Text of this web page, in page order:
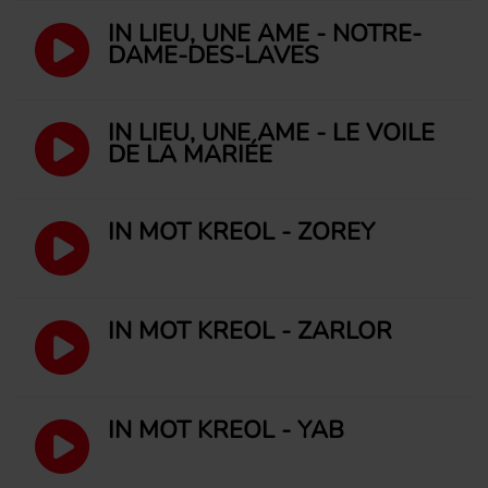
IN LIEU, UNE ÂME - NOTRE-
DAME-DES-LAVES
IN LIEU, UNE ÂME - LE VOILE
DE LA MARIÉE
IN MOT KRÉOL - ZOREY
IN MOT KRÉOL - ZARLOR
IN MOT KRÉOL - YAB